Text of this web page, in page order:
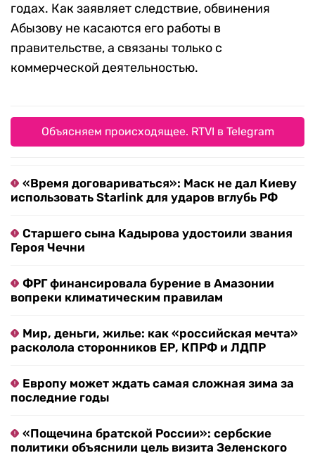
годах. Как заявляет следствие, обвинения
Абызову не касаются его работы в
правительстве, а связаны только с
коммерческой деятельностью.
Объясняем происходящее. RTVI в Telegram
«Время договариваться»: Маск не дал Киеву
использовать Starlink для ударов вглубь РФ
Старшего сына Кадырова удостоили звания
Героя Чечни
ФРГ финансировала бурение в Амазонии
вопреки климатическим правилам
Мир, деньги, жилье: как «российская мечта»
расколола сторонников ЕР, КПРФ и ЛДПР
Европу может ждать самая сложная зима за
последние годы
«Пощечина братской России»: сербские
политики объяснили цель визита Зеленского